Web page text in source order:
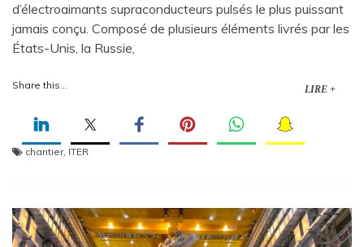
d’électroaimants supraconducteurs pulsés le plus puissant
jamais conçu. Composé de plusieurs éléments livrés par les
États-Unis, la Russie,
Share this... LIRE +
chantier, ITER